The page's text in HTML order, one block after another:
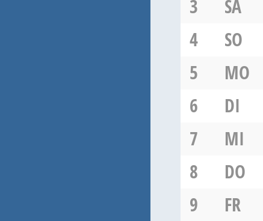
3
SA
4
SO
5
MO
6
DI
7
MI
8
DO
9
FR